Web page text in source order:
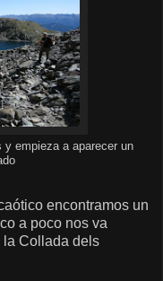
y empieza a aparecer un
encontramos un
a poco nos va
la Collada dels